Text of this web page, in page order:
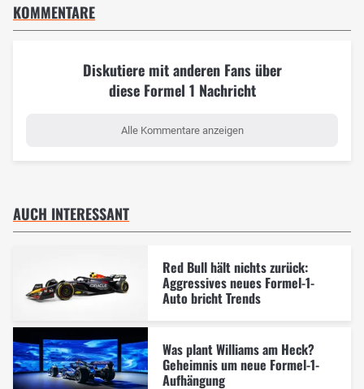
KOMMENTARE
Diskutiere mit anderen Fans über
diese Formel 1 Nachricht
Alle Kommentare anzeigen
AUCH INTERESSANT
Red Bull hält nichts zurück:
Aggressives neues Formel-1-
Auto bricht Trends
Was plant Williams am Heck?
Geheimnis um neue Formel-1-
Aufhängung